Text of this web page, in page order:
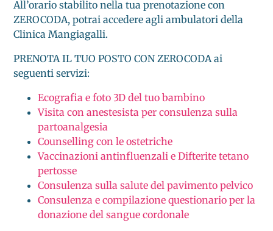
All’orario stabilito nella tua prenotazione con
ZEROCODA, potrai accedere agli ambulatori della
Clinica Mangiagalli.
PRENOTA IL TUO POSTO CON ZEROCODA ai
seguenti servizi:
Ecografia e foto 3D del tuo bambino
Visita con anestesista per consulenza sulla
partoanalgesia
Counselling con le ostetriche
Vaccinazioni antinfluenzali e Difterite tetano
pertosse
Consulenza sulla salute del pavimento pelvico
Consulenza e compilazione questionario per la
donazione del sangue cordonale